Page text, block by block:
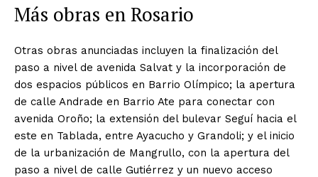
Más obras en Rosario
Otras obras anunciadas incluyen la finalización del
paso a nivel de avenida Salvat y la incorporación de
dos espacios públicos en Barrio Olímpico; la apertura
de calle Andrade en Barrio Ate para conectar con
avenida Oroño; la extensión del bulevar Seguí hacia el
este en Tablada, entre Ayacucho y Grandoli; y el inicio
de la urbanización de Mangrullo, con la apertura del
paso a nivel de calle Gutiérrez y un nuevo acceso